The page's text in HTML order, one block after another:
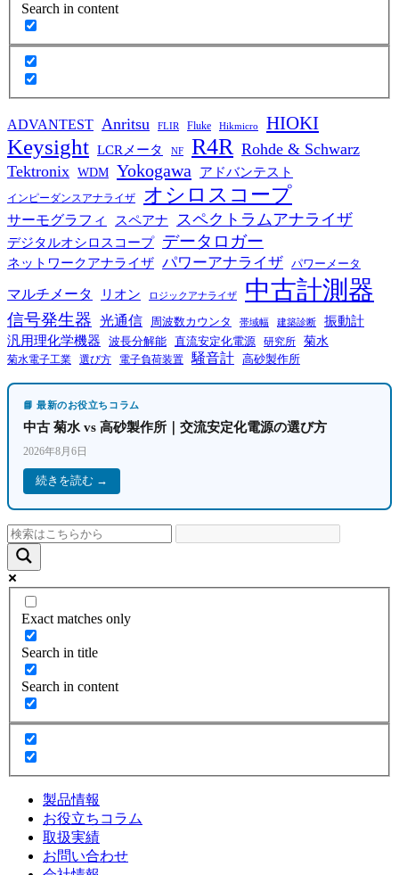
Search in content
ADVANTEST Anritsu FLIR Fluke Hikmicro HIOKI
Keysight LCRメータ NF R4R Rohde & Schwarz
Tektronix WDM Yokogawa アドバンテスト
インピーダンスアナライザ オシロスコープ
サーモグラフィ スペアナ スペクトラムアナライザ
デジタルオシロスコープ データロガー
ネットワークアナライザ パワーアナライザ パワーメータ
マルチメータ リオン ロジックアナライザ 中古計測器
信号発生器 光通信 周波数カウンタ 帯域幅 建築診断
振動計
汎用理化学機器
波長分解能 直流安定化電源 研究所 菊水
菊水電子工業 選び方 電子負荷装置 騒音計 高砂製作所
📘 最新のお役立ちコラム
中古 菊水 vs 高砂製作所｜交流安定化電源の選び方
2026年8月6日
続きを読む →
Exact matches only
Search in title
Search in content
製品情報
お役立ちコラム
取扱実績
お問い合わせ